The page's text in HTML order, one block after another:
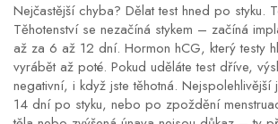
Nejčastější chyba? Dělat test hned po styku.
Těhotenství se nezačíná stykem – začíná
až za 6 až 12 dní. Hormon hCG, který testy
vyrábět až poté. Pokud uděláte test dříve,
negativní, i když jste těhotná. Nejspolehlivější
14 dní po styku, nebo po zpoždění